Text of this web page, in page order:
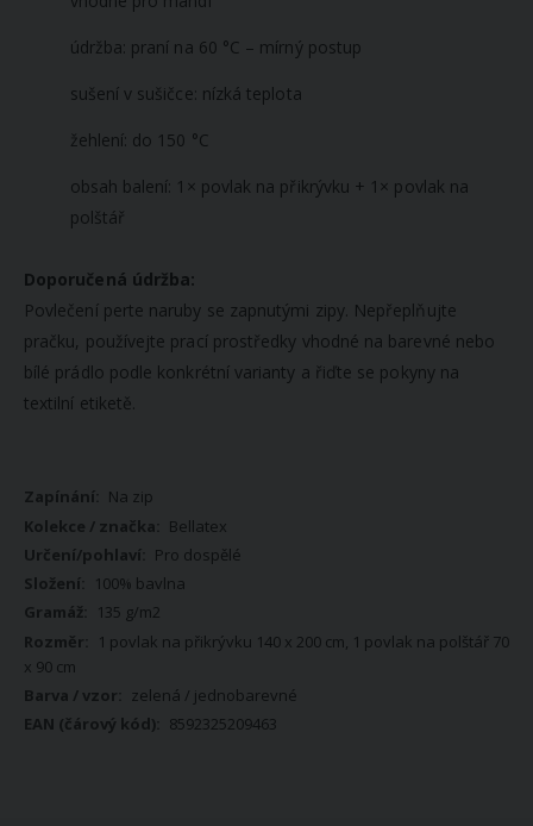
údržba: praní na 60 °C – mírný postup
sušení v sušičce: nízká teplota
žehlení: do 150 °C
obsah balení: 1× povlak na přikrývku + 1× povlak na
polštář
Doporučená údržba:
Povlečení perte naruby se zapnutými zipy. Nepřeplňujte
pračku, používejte prací prostředky vhodné na barevné nebo
bílé prádlo podle konkrétní varianty a řiďte se pokyny na
textilní etiketě.
Více
informací
Na zip
Bellatex
Pro dospělé
100% bavlna
135 g/m2
1 povlak na přikrývku 140 x 200 cm, 1 povlak na polštář 70
x 90 cm
zelená / jednobarevné
8592325209463